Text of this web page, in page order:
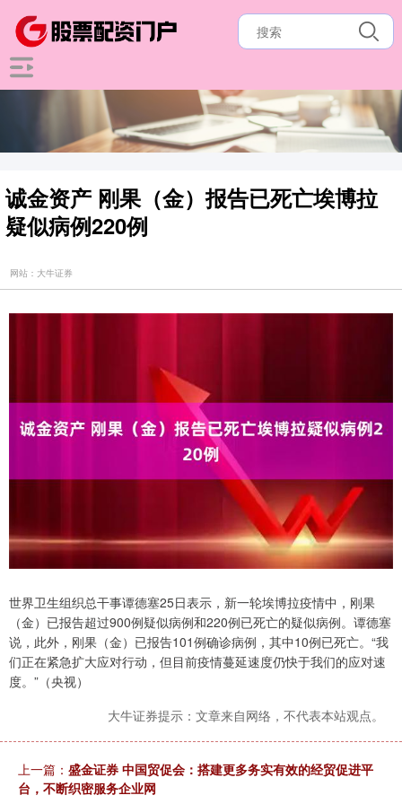
诚金资产 刚果（金）报告已死亡埃博拉
疑似病例220例
网站：大牛证券
世界卫生组织总干事谭德塞25日表示，新一轮埃博拉疫情中，刚果
（金）已报告超过900例疑似病例和220例已死亡的疑似病例。谭德塞
说，此外，刚果（金）已报告101例确诊病例，其中10例已死亡。“我
们正在紧急扩大应对行动，但目前疫情蔓延速度仍快于我们的应对速
度。”（央视）
大牛证券提示：文章来自网络，不代表本站观点。
上一篇： 盛金证券 中国贸促会：搭建更多务实有效的经贸促进平
台，不断织密服务企业网